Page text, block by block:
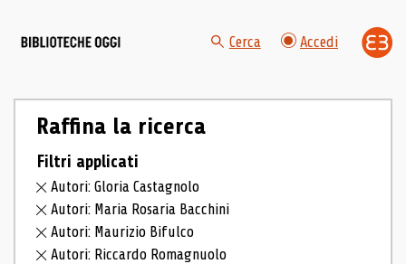
Cerca Accedi
Raffina la ricerca
Filtri applicati
Autori: Gloria Castagnolo
Autori: Maria Rosaria Bacchini
Autori: Maurizio Bifulco
Autori: Riccardo Romagnuolo